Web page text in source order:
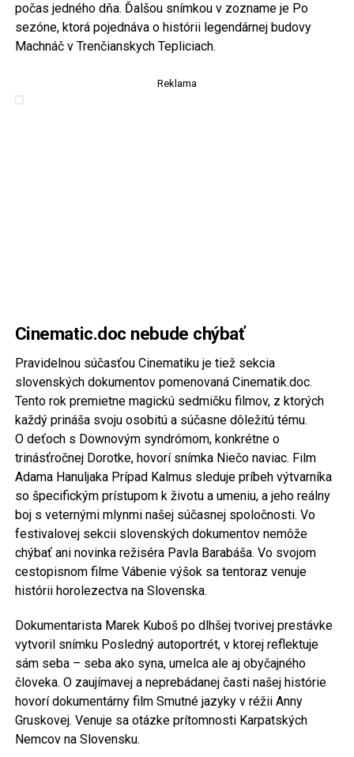
počas jedného dňa. Ďalšou snímkou v zozname je Po
sezóne, ktorá pojednáva o histórii legendárnej budovy
Machnáč v Trenčianskych Tepliciach.
Reklama
Cinematic.doc nebude chýbať
Pravidelnou súčasťou Cinematiku je tiež sekcia
slovenských dokumentov pomenovaná Cinematik.doc.
Tento rok premietne magickú sedmičku filmov, z ktorých
každý prináša svoju osobitú a súčasne dôležitú tému.
O deťoch s Downovým syndrómom, konkrétne o
trinásťročnej Dorotke, hovorí snímka Niečo naviac. Film
Adama Hanuljaka Prípad Kalmus sleduje príbeh výtvarníka
so špecifickým prístupom k životu a umeniu, a jeho reálny
boj s veternými mlynmi našej súčasnej spoločnosti. Vo
festivalovej sekcii slovenských dokumentov nemôže
chýbať ani novinka režiséra Pavla Barabáša. Vo svojom
cestopisnom filme Vábenie výšok sa tentoraz venuje
histórii horolezectva na Slovenska.
Dokumentarista Marek Kuboš po dlhšej tvorivej prestávke
vytvoril snímku Posledný autoportrét, v ktorej reflektuje
sám seba – seba ako syna, umelca ale aj obyčajného
človeka. O zaujímavej a neprebádanej časti našej histórie
hovorí dokumentárny film Smutné jazyky v réžii Anny
Gruskovej. Venuje sa otázke prítomnosti Karpatských
Nemcov na Slovensku.